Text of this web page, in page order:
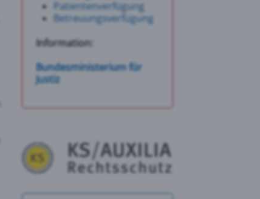
Patientenverfügung
Betreuungsverfügung
Information:
Bundesministerium für
Justiz